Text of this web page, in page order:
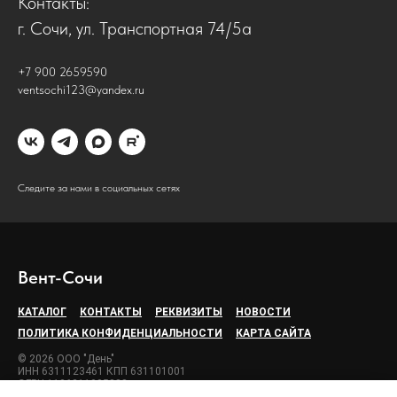
г. Сочи, ул. Транспортная 74/5а
+7 900 2659590
ventsochi123@yandex.ru
Следите за нами в социальных сетях
Вент-Сочи
КАТАЛОГ КОНТАКТЫ РЕКВИЗИТЫ
НОВОСТИ
ПОЛИТИКА КОНФИДЕНЦИАЛЬНОСТИ
КАРТА САЙТА
© 2026 ООО "День"
ИНН 6311123461 КПП 631101001
ОГРН 1106311005888